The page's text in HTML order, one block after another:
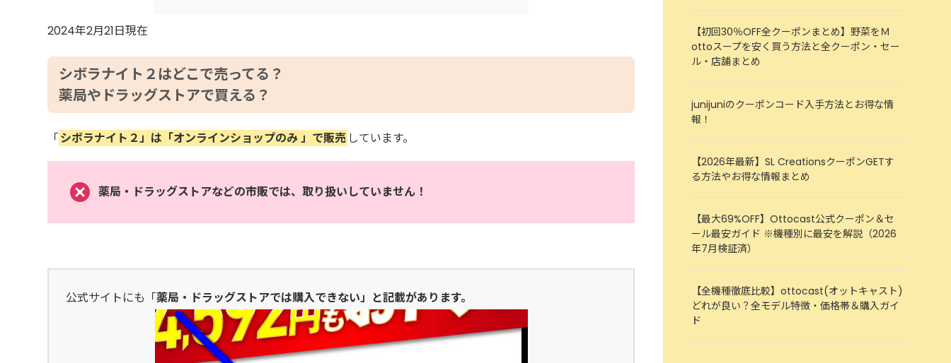
2024年2月21日現在
シボラナイト２はどこで売ってる？
薬局やドラッグストアで買える？
「シボラナイト２」は「オンラインショップのみ」で販売 しています。
薬局・ドラッグストアなどの市販では、取り扱いしていません！
公式サイトにも「薬局・ドラッグストアでは購入できない」と記載があります。
【初回30％OFF全クーポンまとめ】野菜をＭ
ottoスープを安く買う方法と全クーポン・セー
ル・店舗まとめ
junijuniのクーポンコード入手方法とお得な情
報！
【2026年最新】SL CreationsクーポンGETす
る方法やお得な情報まとめ
【最大69%OFF】Ottocast公式クーポン＆セ
ール最安ガイド ※機種別に最安を解説（2026
年7月検証済）
【全機種徹底比較】ottocast(オットキャスト)
どれが良い？全モデル特徴・価格帯＆購入ガイ
ド